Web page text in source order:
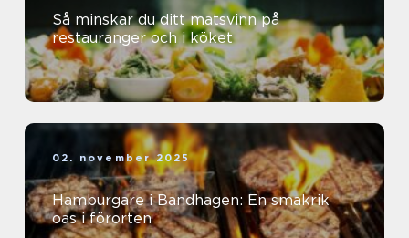
Så minskar du ditt matsvinn på
restauranger och i köket
02. november 2025
Hamburgare i Bandhagen: En smakrik
oas i förorten